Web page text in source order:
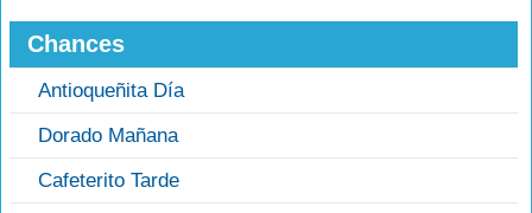
Chances
Antioqueñita Día
Dorado Mañana
Cafeterito Tarde